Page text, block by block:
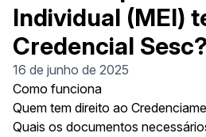
Individual (MEI)
Credencial Sesc?
16 de junho de 2025
Como funciona
Quem tem direito ao
Quais os documentos